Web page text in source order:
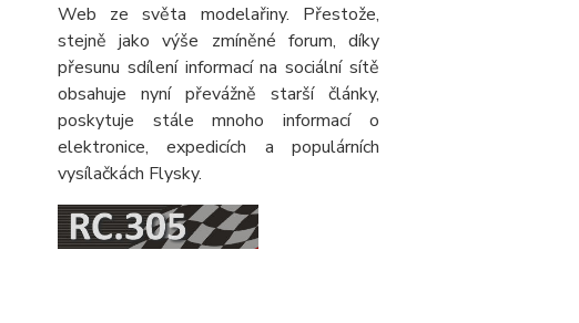
Web ze světa modelařiny. Přestože,
stejně jako výše zmíněné forum, díky
přesunu sdílení informací na sociální sítě
obsahuje nyní převážně starší články,
poskytuje stále mnoho informací o
elektronice, expedicích a populárních
vysílačkách Flysky.